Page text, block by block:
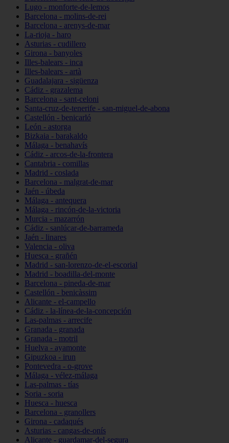
Lugo - monforte-de-lemos
Barcelona - molins-de-rei
Barcelona - arenys-de-mar
La-rioja - haro
Asturias - cudillero
Girona - banyoles
Illes-balears - inca
Illes-balears - artà
Guadalajara - sigüenza
Cádiz - grazalema
Barcelona - sant-celoni
Santa-cruz-de-tenerife - san-miguel-de-abona
Castellón - benicarló
León - astorga
Bizkaia - barakaldo
Málaga - benahavís
Cádiz - arcos-de-la-frontera
Cantabria - comillas
Madrid - coslada
Barcelona - malgrat-de-mar
Jaén - úbeda
Málaga - antequera
Málaga - rincón-de-la-victoria
Murcia - mazarrón
Cádiz - sanlúcar-de-barrameda
Jaén - linares
Valencia - oliva
Huesca - grañén
Madrid - san-lorenzo-de-el-escorial
Madrid - boadilla-del-monte
Barcelona - pineda-de-mar
Castellón - benicàssim
Alicante - el-campello
Cádiz - la-línea-de-la-concepción
Las-palmas - arrecife
Granada - granada
Granada - motril
Huelva - ayamonte
Gipuzkoa - irun
Pontevedra - o-grove
Málaga - vélez-málaga
Las-palmas - tías
Soria - soria
Huesca - huesca
Barcelona - granollers
Girona - cadaqués
Asturias - cangas-de-onís
Alicante - guardamar-del-segura